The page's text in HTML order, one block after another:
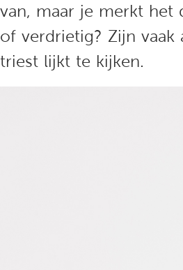
van, maar je merkt het
of verdrietig? Zijn
triest lijkt te kijken.